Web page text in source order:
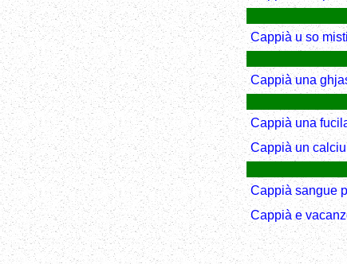
Cappià u so
Cappià una
Cappià una
Cappià un
Cappià sangue
Cappià e